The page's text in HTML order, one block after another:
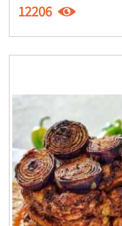
12206